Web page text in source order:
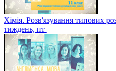
Хімія. Розв'язування типових
тиждень, пт